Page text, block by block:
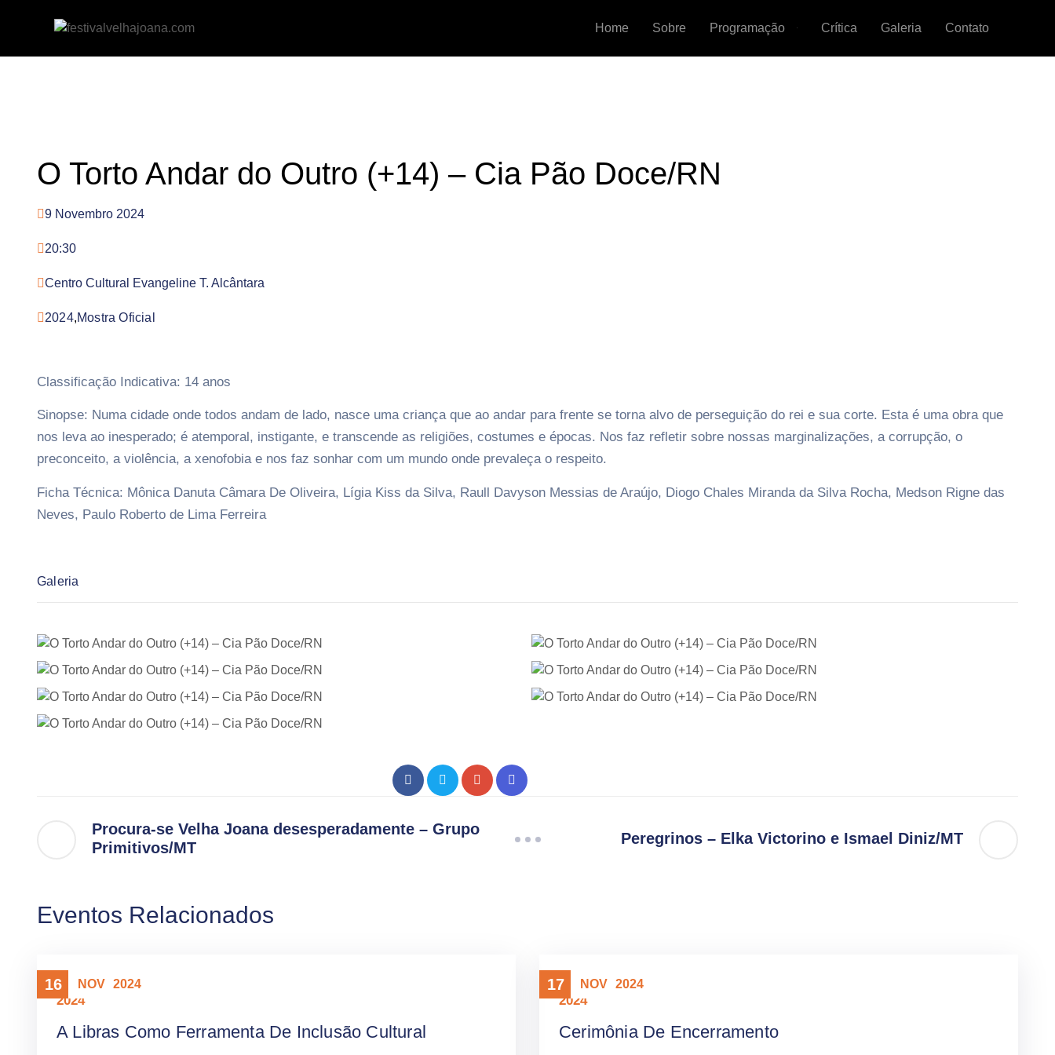
Home Sobre Programação Crítica Galeria Contato
O Torto Andar do Outro (+14) – Cia Pão Doce/RN
9 Novembro 2024
20:30
Centro Cultural Evangeline T. Alcântara
2024,Mostra Oficial
Classificação Indicativa: 14 anos
Sinopse: Numa cidade onde todos andam de lado, nasce uma criança que ao andar para frente se torna alvo de perseguição do rei e sua corte. Esta é uma obra que
nos leva ao inesperado; é atemporal, instigante, e transcende as religiões, costumes e épocas. Nos faz refletir sobre nossas marginalizações, a corrupção, o
preconceito, a violência, a xenofobia e nos faz sonhar com um mundo onde prevaleça o respeito.
Ficha Técnica: Mônica Danuta Câmara De Oliveira, Lígia Kiss da Silva, Raull Davyson Messias de Araújo, Diogo Chales Miranda da Silva Rocha, Medson Rigne das
Neves, Paulo Roberto de Lima Ferreira
Galeria
Procura-se Velha Joana desesperadamente – Grupo
Primitivos/MT
Peregrinos – Elka Victorino e Ismael Diniz/MT
Eventos Relacionados
16 NOV 2024
2024
A Libras Como Ferramenta De Inclusão Cultural
17 NOV 2024
2024
Cerimônia De Encerramento